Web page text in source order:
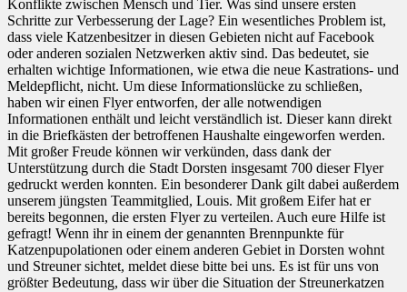
Konflikte zwischen Mensch und Tier. Was sind unsere ersten
Schritte zur Verbesserung der Lage? Ein wesentliches Problem ist,
dass viele Katzenbesitzer in diesen Gebieten nicht auf Facebook
oder anderen sozialen Netzwerken aktiv sind. Das bedeutet, sie
erhalten wichtige Informationen, wie etwa die neue Kastrations- und
Meldepflicht, nicht. Um diese Informationslücke zu schließen,
haben wir einen Flyer entworfen, der alle notwendigen
Informationen enthält und leicht verständlich ist. Dieser kann direkt
in die Briefkästen der betroffenen Haushalte eingeworfen werden.
Mit großer Freude können wir verkünden, dass dank der
Unterstützung durch die Stadt Dorsten insgesamt 700 dieser Flyer
gedruckt werden konnten. Ein besonderer Dank gilt dabei außerdem
unserem jüngsten Teammitglied, Louis. Mit großem Eifer hat er
bereits begonnen, die ersten Flyer zu verteilen. Auch eure Hilfe ist
gefragt! Wenn ihr in einem der genannten Brennpunkte für
Katzenpupolationen oder einem anderen Gebiet in Dorsten wohnt
und Streuner sichtet, meldet diese bitte bei uns. Es ist für uns von
größter Bedeutung, dass wir über die Situation der Streunerkatzen